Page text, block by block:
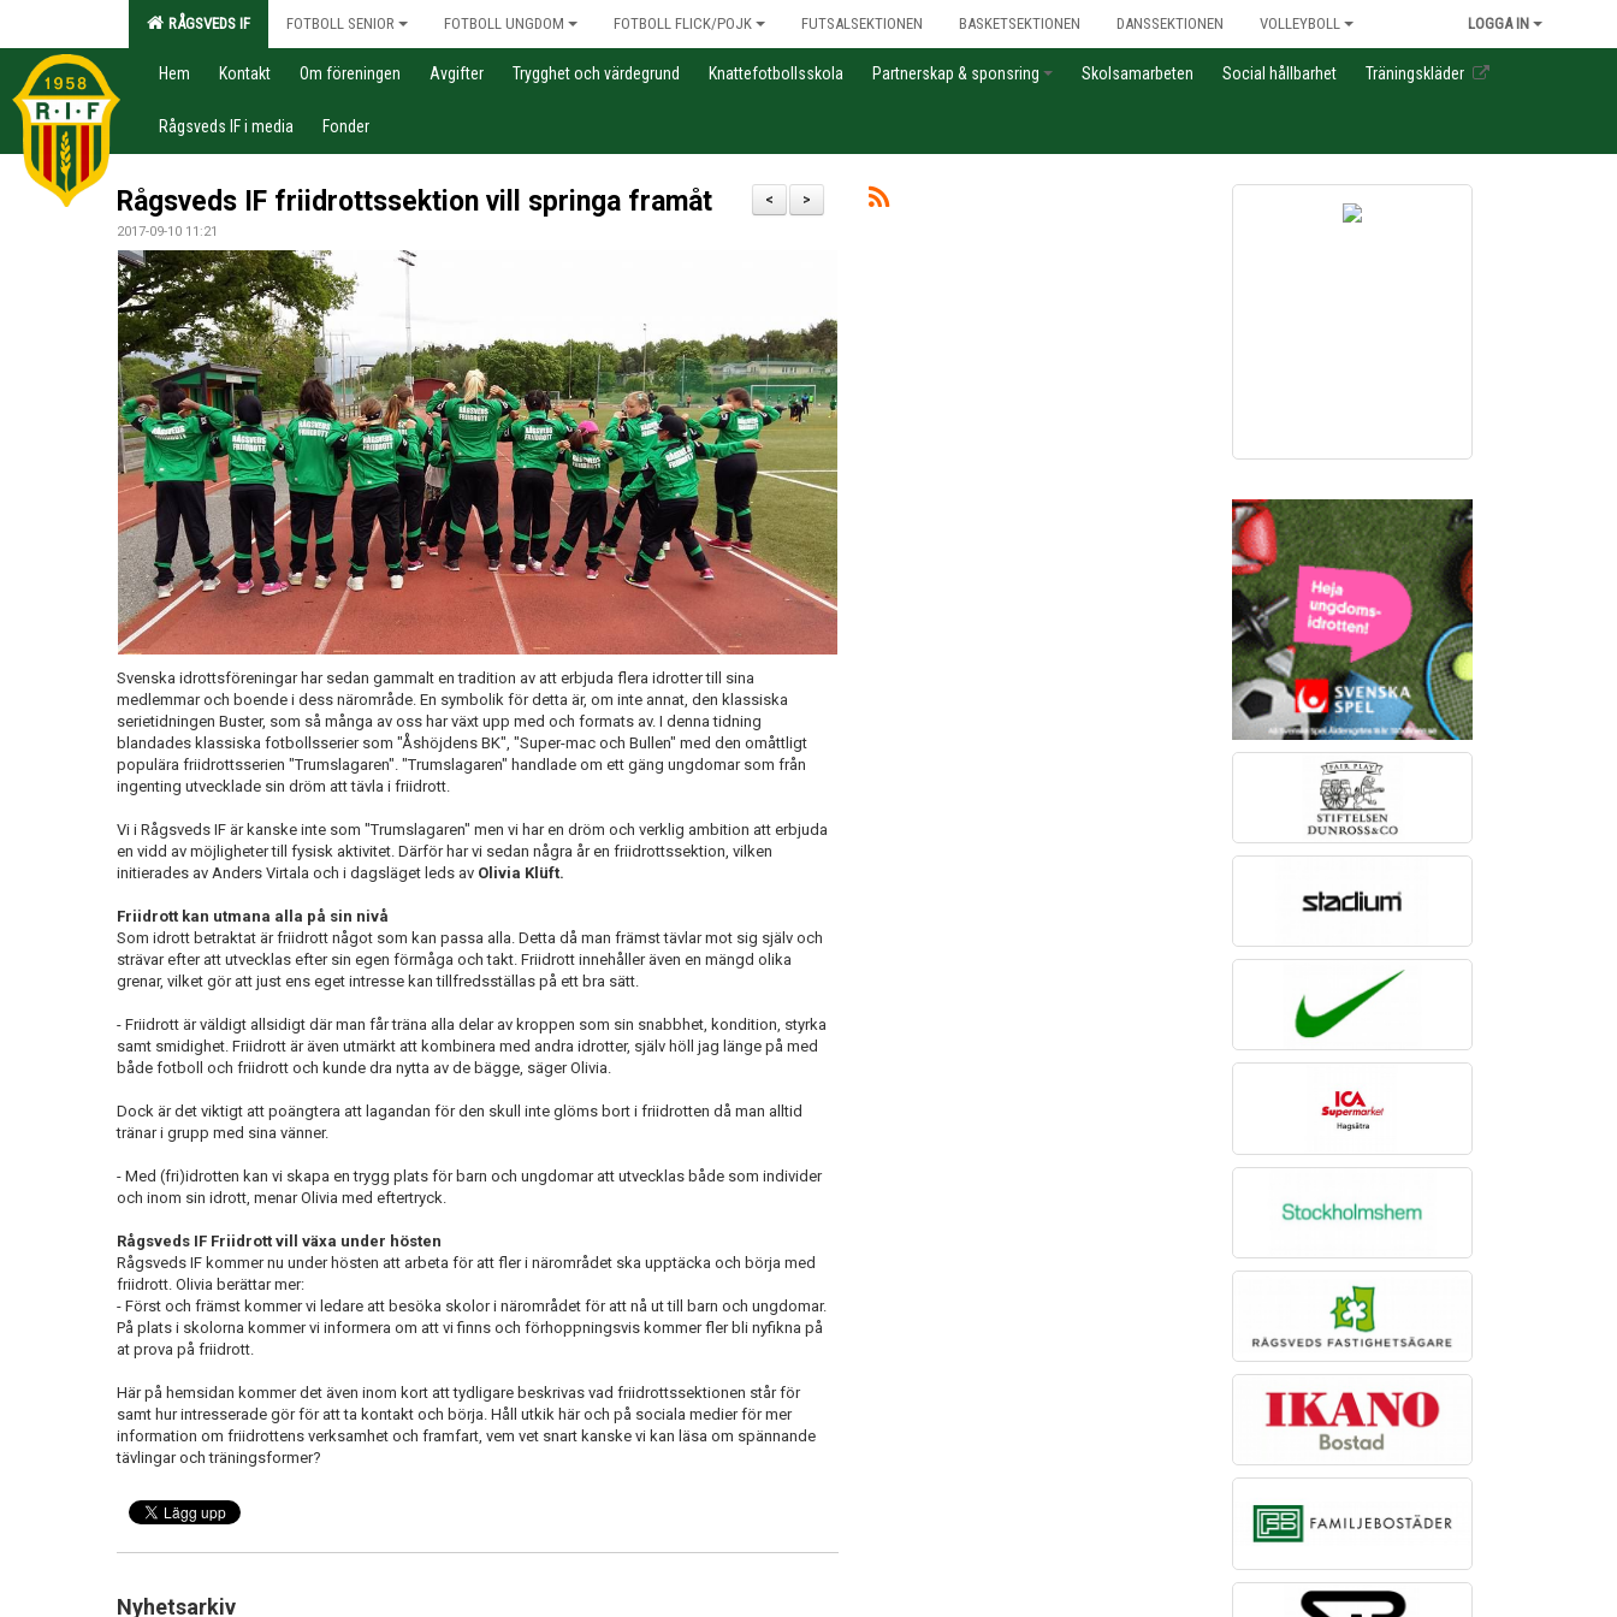
RÅGSVEDS IF FOTBOLL SENIOR FOTBOLL UNGDOM FOTBOLL FLICK/POJK FUTSALSEKTIONEN BASKETSEKTIONEN DANSSEKTIONEN VOLLEYBOLL LOGGA IN
Hem Kontakt Om föreningen Avgifter Trygghet och värdegrund Knattefotbollsskola Partnerskap & sponsring Skolsamarbeten Social hållbarhet Träningskläder
Rågsveds IF i media Fonder
>
<
Rågsveds IF friidrottssektion vill springa framåt
2017-09-10 11:21
Svenska idrottsföreningar har sedan gammalt en tradition av att erbjuda flera idrotter till sina
medlemmar och boende i dess närområde. En symbolik för detta är, om inte annat, den klassiska
serietidningen Buster, som så många av oss har växt upp med och formats av. I denna tidning
blandades klassiska fotbollsserier som "Åshöjdens BK", "Super-mac och Bullen" med den omåttligt
populära friidrottsserien "Trumslagaren". "Trumslagaren" handlade om ett gäng ungdomar som från
ingenting utvecklade sin dröm att tävla i friidrott.
Vi i Rågsveds IF är kanske inte som "Trumslagaren" men vi har en dröm och verklig ambition att erbjuda
en vidd av möjligheter till fysisk aktivitet. Därför har vi sedan några år en friidrottssektion, vilken
initierades av Anders Virtala och i dagsläget leds av Olivia Klüft.
Friidrott kan utmana alla på sin nivå
Som idrott betraktat är friidrott något som kan passa alla. Detta då man främst tävlar mot sig själv och
strävar efter att utvecklas efter sin egen förmåga och takt. Friidrott innehåller även en mängd olika
grenar, vilket gör att just ens eget intresse kan tillfredsställas på ett bra sätt.
- Friidrott är väldigt allsidigt där man får träna alla delar av kroppen som sin snabbhet, kondition, styrka
samt smidighet. Friidrott är även utmärkt att kombinera med andra idrotter, själv höll jag länge på med
både fotboll och friidrott och kunde dra nytta av de bägge, säger Olivia.
Dock är det viktigt att poängtera att lagandan för den skull inte glöms bort i friidrotten då man alltid
tränar i grupp med sina vänner.
- Med (fri)idrotten kan vi skapa en trygg plats för barn och ungdomar att utvecklas både som individer
och inom sin idrott, menar Olivia med eftertryck.
Rågsveds IF Friidrott vill växa under hösten
Rågsveds IF kommer nu under hösten att arbeta för att fler i närområdet ska upptäcka och börja med
friidrott. Olivia berättar mer:
- Först och främst kommer vi ledare att besöka skolor i närområdet för att nå ut till barn och ungdomar.
På plats i skolorna kommer vi informera om att vi finns och förhoppningsvis kommer fler bli nyfikna på
at prova på friidrott.
Här på hemsidan kommer det även inom kort att tydligare beskrivas vad friidrottssektionen står för
samt hur intresserade gör för att ta kontakt och börja. Håll utkik här och på sociala medier för mer
information om friidrottens verksamhet och framfart, vem vet snart kanske vi kan läsa om spännande
tävlingar och träningsformer?
Nyhetsarkiv